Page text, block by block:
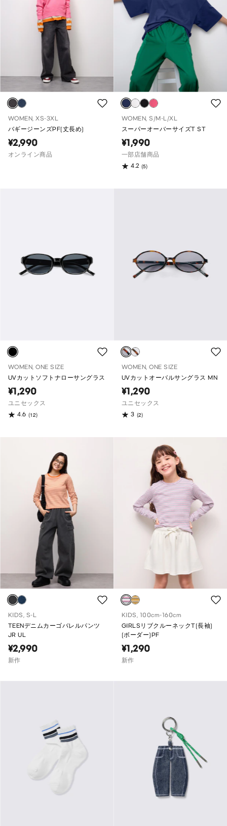
WOMEN, XS-3XL
バギージーンズPF(丈長め)
¥2,990
オンライン商品
WOMEN, S/M-L/XL
スーパーオーバーサイズT ST
¥1,990
一部店舗商品
4.2 (5)
WOMEN, ONE SIZE
UVカットソフトナローサングラス
¥1,290
ユニセックス
4.6 (12)
WOMEN, ONE SIZE
UVカットオーバルサングラス MN
¥1,290
ユニセックス
3 (2)
KIDS, S-L
TEENデニムカーゴバレルパンツ
JR UL
¥2,990
新作
KIDS, 100cm-160cm
GIRLSリブクルーネックT(長袖)
(ボーダー)PF
¥1,290
新作